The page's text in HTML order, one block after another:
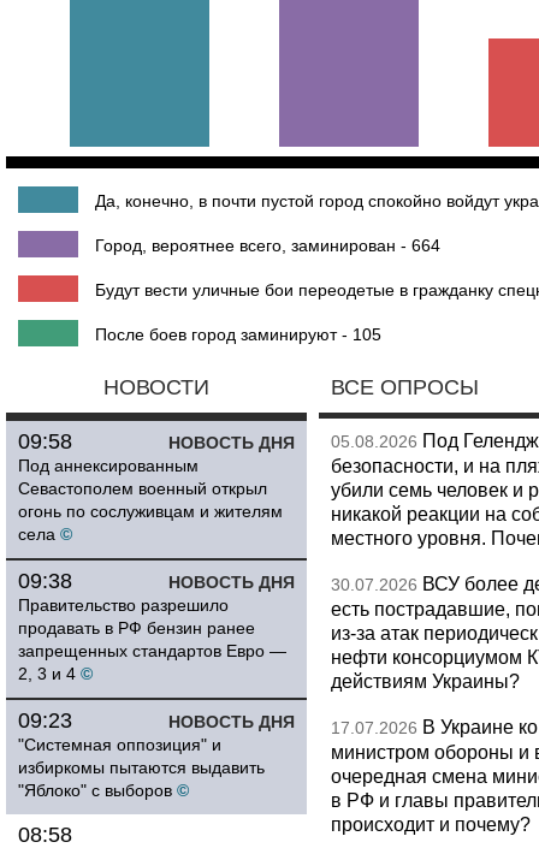
Да, конечно, в почти пустой город спокойно войдут
Город, вероятнее всего, заминирован - 664
Будут вести уличные бои переодетые в гражданку
После боев город заминируют - 105
НОВОСТИ
НОВОСТЬ ДНЯ
09:58
Под аннексированным
Севастополем военный открыл
огонь по сослуживцам и жителям
села ©
НОВОСТЬ ДНЯ
09:38
Правительство разрешило
продавать в РФ бензин ранее
запрещенных стандартов Евро —
2, 3 и 4 ©
НОВОСТЬ ДНЯ
09:23
"Системная оппозиция" и
избиркомы пытаются выдавить
"Яблоко" с выборов ©
08:58
ВСЕ ОПРОСЫ
05.08.2026 Под
безопасности, и на
убили семь человек и
никакой реакции на
местного уровня.
30.07.2026 ВСУ более
есть пострадавшие,
из-за атак
нефти консорциумом
действиям Украины?
17.07.2026 В Украине
министром обороны и
очередная смена
в РФ и главы
происходит и почему?